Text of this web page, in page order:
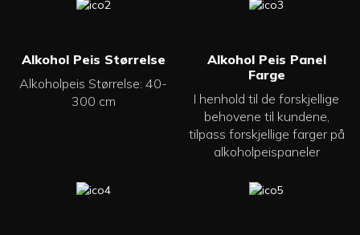
Alkohol Peis Størrelse
Alkoholpeis Størrelse: 40-
300 cm
Alkohol Peis Panel
Farge
I henhold til de forskjellige
behovene til kundene,
tilpass forskjellige farger på
alkoholpeispaneler